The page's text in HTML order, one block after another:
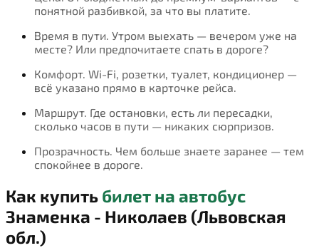
понятной разбивкой, за что вы платите.
Время в пути. Утром выехать — вечером уже на
месте? Или предпочитаете спать в дороге?
Комфорт. Wi-Fi, розетки, туалет, кондиционер —
всё указано прямо в карточке рейса.
Маршрут. Где остановки, есть ли пересадки,
сколько часов в пути — никаких сюрпризов.
Прозрачность. Чем больше знаете заранее — тем
спокойнее в дороге.
Как купить билет на автобус
Знаменка - Николаев (Львовская
обл.)